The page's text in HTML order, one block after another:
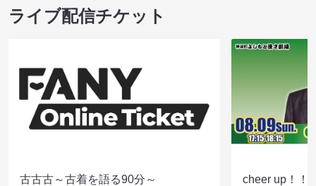
ライブ配信チケット
古古古～古着を語る90分～
cheer up！